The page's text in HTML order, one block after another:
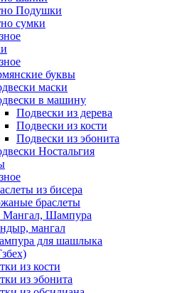
Подушки
сумки
буквы
маски
в машину
Подвески из дерева
Подвески из кости
Подвески из эбонита
Ностальгия
из бисера
браслеты
Мангал, Шампура
мангал
для шашлыка
из кости
из эбонита